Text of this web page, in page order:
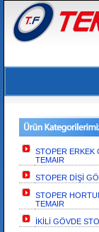
STOPER ERKEK
TEMAIR
STOPER DİŞİ
STOPER
TEMAIR
İKİLİ GÖVDE